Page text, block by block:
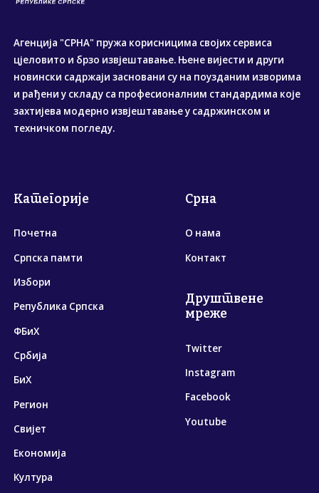
Агенција "СРНА" пружа корисницима својих сервиса
цјеловито и брзо извјештавање. Њене вијести и други
новински садржаји засновани су на поузданим изворима
и рађени у складу са професионалним стандардима које
захтијева модерно извјештавање у садржинском и
техничком погледу.
Категорије
Почетна
Српска памти
Избори
Република Српска
ФБиХ
Србија
БиХ
Регион
Свијет
Економија
Култура
Срна
О нама
Контакт
Друштвене
мреже
Twitter
Instagram
Facebook
Youtube